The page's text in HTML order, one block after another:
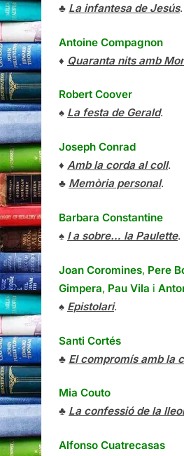
♣ La infantesa de Jesús.
Antoine Compagnon
♦ Quaranta nits amb
Robert Coover
♠ La festa de Gerald.
Joseph Conrad
♦ Amb la corda al coll.
♣ Memòria personal.
Barbara Constantine
♠ I a sobre… la Paulette.
Joan Coromines, Pere
Gimpera, Pau Vila i
♠ Epistolari.
Santi Cortés
♣ El compromís amb la
Mia Couto
♣ La confessió de la
Alfonso Cuatrecasas